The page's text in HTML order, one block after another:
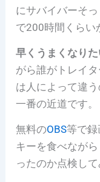
にサバイバーそ
で200時間くらい
早くうまくなり
がら誰がトレイ
は人によって違
一番の近道です。
無料のOBS等で録
キーを食べなが
ったのか点検して